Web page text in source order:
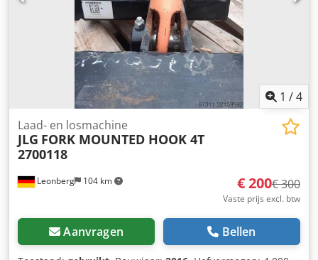
1 /4
Leonberg 104 km
Laad- en losmachine
JLG FORK MOUNTED HOOK 4T
2700118
€ 200€ 300
Vaste prijs excl. btw
Aanvragen Bellen